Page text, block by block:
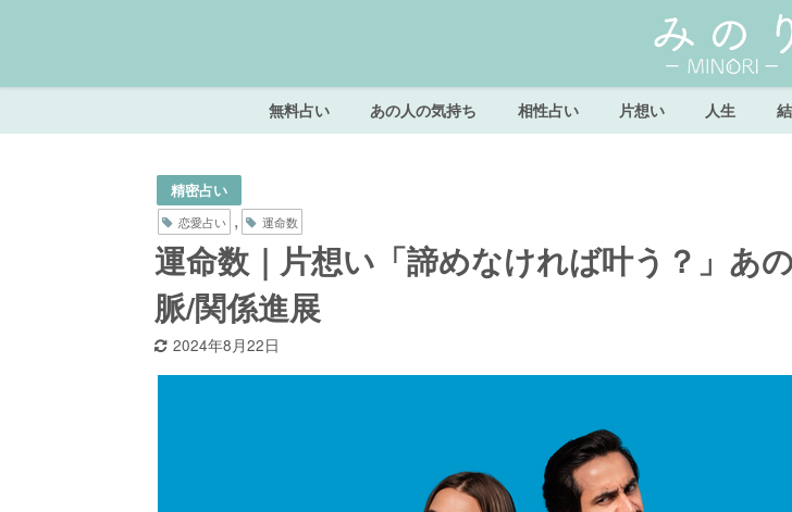
無料占い あの人の気持ち 相性占い 片想い 人生
精密占い
恋愛占い , 運命数
運命数｜片想い「諦めなければ叶う？」あ
脈/関係進展
2024年8月22日